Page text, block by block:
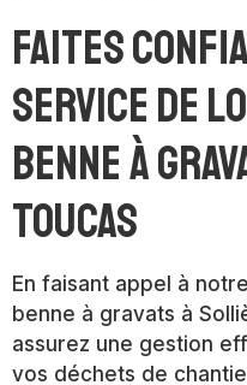
Faites
service de
benne à
Toucas
En faisant appel à
benne à gravats à
assurez une gestion
vos déchets de